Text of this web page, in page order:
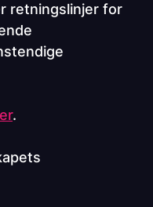
retningslinjer for
.